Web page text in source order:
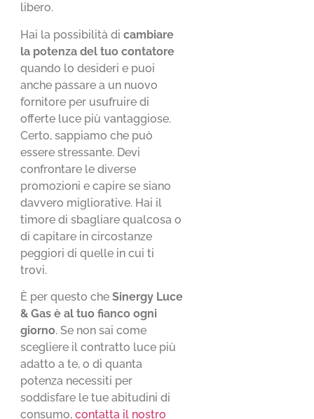
libero.
Hai la possibilità dicambiare
la potenza del tuo contatore
quando lo desideri e puoi
anche passare a un nuovo
fornitore per usufruire di
offerte luce più vantaggiose.
Certo, sappiamo che può
essere stressante. Devi
confrontare le diverse
promozioni e capire se siano
davvero migliorative. Hai il
timore di sbagliare qualcosa o
di capitare in circostanze
peggiori di quelle in cui ti
trovi.
È per questo cheSinergy Luce
& Gas è al tuo fianco ogni
giorno. Se non sai come
scegliere il contratto luce più
adatto a te, o di quanta
potenza necessiti per
soddisfare le tue abitudini di
consumo,contatta il nostro